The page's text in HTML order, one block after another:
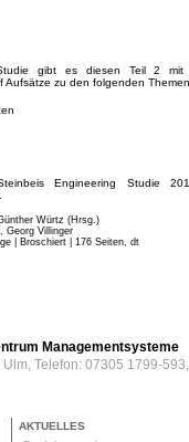
gibt es diesen Teil 2 mit
Aufsätze zu den folgenden
Engineering Studie
Würtz (Hrsg.)
Georg Villinger
| Broschiert
| 176 Seiten, dt
Managementsysteme
Telefon: 07305 1799-
AKTUELLES